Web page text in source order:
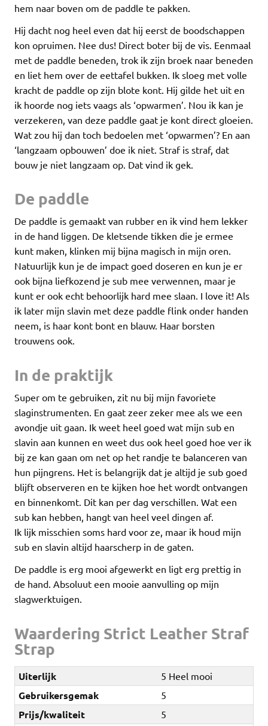
hem naar boven om de paddle te pakken.
Hij dacht nog heel even dat hij eerst de boodschappen
kon opruimen. Nee dus! Direct boter bij de vis. Eenmaal
met de paddle beneden, trok ik zijn broek naar beneden
en liet hem over de eettafel bukken. Ik sloeg met volle
kracht de paddle op zijn blote kont. Hij gilde het uit en
ik hoorde nog iets vaags als ‘opwarmen’. Nou ik kan je
verzekeren, van deze paddle gaat je kont direct gloeien.
Wat zou hij dan toch bedoelen met ‘opwarmen’? En aan
‘langzaam opbouwen’ doe ik niet. Straf is straf, dat
bouw je niet langzaam op. Dat vind ik gek.
De paddle
De paddle is gemaakt van rubber en ik vind hem lekker
in de hand liggen. De kletsende tikken die je ermee
kunt maken, klinken mij bijna magisch in mijn oren.
Natuurlijk kun je de impact goed doseren en kun je er
ook bijna liefkozend je sub mee verwennen, maar je
kunt er ook echt behoorlijk hard mee slaan. I love it! Als
ik later mijn slavin met deze paddle flink onder handen
neem, is haar kont bont en blauw. Haar borsten
trouwens ook.
In de praktijk
Super om te gebruiken, zit nu bij mijn favoriete
slaginstrumenten. En gaat zeer zeker mee als we een
avondje uit gaan. Ik weet heel goed wat mijn sub en
slavin aan kunnen en weet dus ook heel goed hoe ver ik
bij ze kan gaan om net op het randje te balanceren van
hun pijngrens. Het is belangrijk dat je altijd je sub goed
blijft observeren en te kijken hoe het wordt ontvangen
en binnenkomt. Dit kan per dag verschillen. Wat een
sub kan hebben, hangt van heel veel dingen af.
Ik lijk misschien soms hard voor ze, maar ik houd mijn
sub en slavin altijd haarscherp in de gaten.
De paddle is erg mooi afgewerkt en ligt erg prettig in
de hand. Absoluut een mooie aanvulling op mijn
slagwerktuigen.
Waardering Strict Leather Straf
Strap
Uiterlijk 5 Heel mooi
Gebruikersgemak 5
Prijs/kwaliteit 5